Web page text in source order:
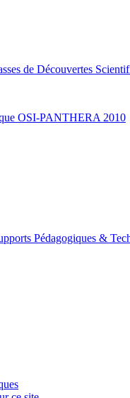
de Découvertes
OSI-PANTHERA 2010
Pédagogiques &